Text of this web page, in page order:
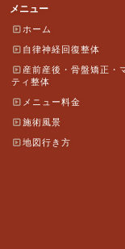
メニュー
ホーム
自律神経回復整体
産前産後・骨盤矯正・
ティ整体
メニュー料金
施術風景
地図行き方